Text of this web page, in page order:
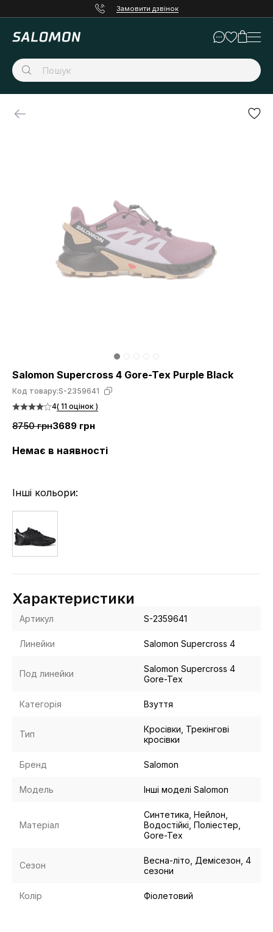
Замовити дзвінок
Salomon Supercross 4 Gore-Tex Purple Black
Код товару:S-2359641
4( 11 оцінок )
8750 грн3689 грн
Немає в наявності
Інші кольори:
Характеристики
Артикул S-2359641
Линейки Salomon Supercross 4
Под линейки
Salomon Supercross 4
Gore-Tex
Категорія Взуття
Тип
Кросівки, Трекінгові
кросівки
Бренд Salomon
Модель Інші моделі Salomon
Матеріал
Синтетика, Нейлон,
Водостійкі, Поліестер,
Gore-Tex
Сезон
Весна-літо, Демісезон, 4
сезони
Колір Фіолетовий